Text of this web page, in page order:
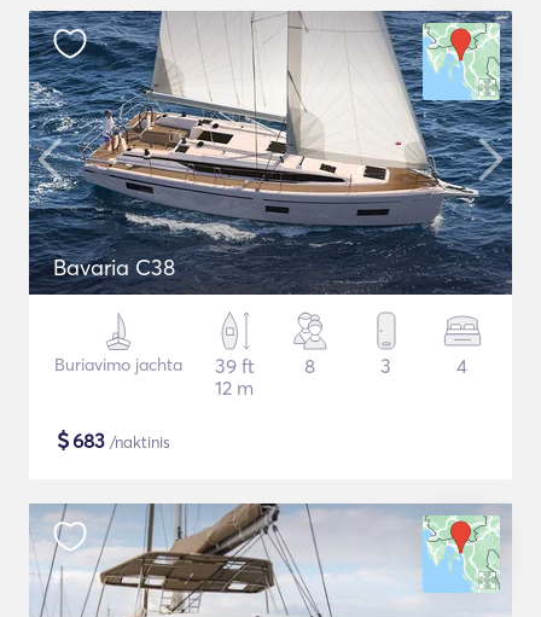
Bavaria C38
Buriavimo jachta
39 ft
12 m
8 3 4
$683 /naktinis